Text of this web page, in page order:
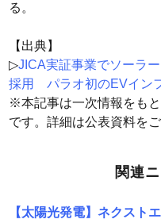
る。
【出典】
▷JICA実証事業でソーラ
採用 パラオ初のEVイン
※本記事は一次情報をも
です。詳細は公表資料をご
関連
【太陽光発電】ネクスト